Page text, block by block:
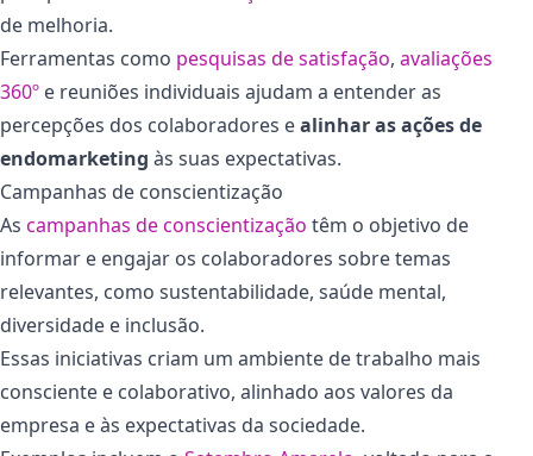
de melhoria.
Ferramentas como pesquisas de satisfação, avaliações
360º e reuniões individuais ajudam a entender as
percepções dos colaboradores ealinhar as ações de
endomarketing às suas expectativas.
Campanhas de conscientização
As campanhas de conscientização têm o objetivo de
informar e engajar os colaboradores sobre temas
relevantes, como sustentabilidade, saúde mental,
diversidade e inclusão.
Essas iniciativas criam um ambiente de trabalho mais
consciente e colaborativo, alinhado aos valores da
empresa e às expectativas da sociedade.